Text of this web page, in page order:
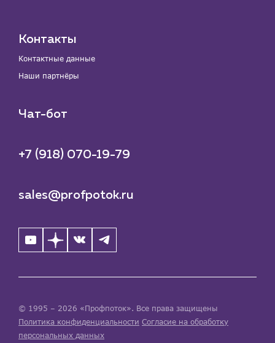
Контакты
Контактные данные
Наши партнёры
Чат-бот
+7 (918) 070-19-79
sales@profpotok.ru
© 1995 – 2026 «Профпоток». Все права защищены
Политика конфиденциальности Согласие на обработку
персональных данных